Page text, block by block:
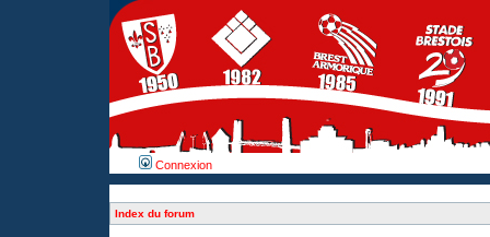
Connexion
Index du forum